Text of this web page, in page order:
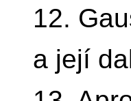
12.
a její